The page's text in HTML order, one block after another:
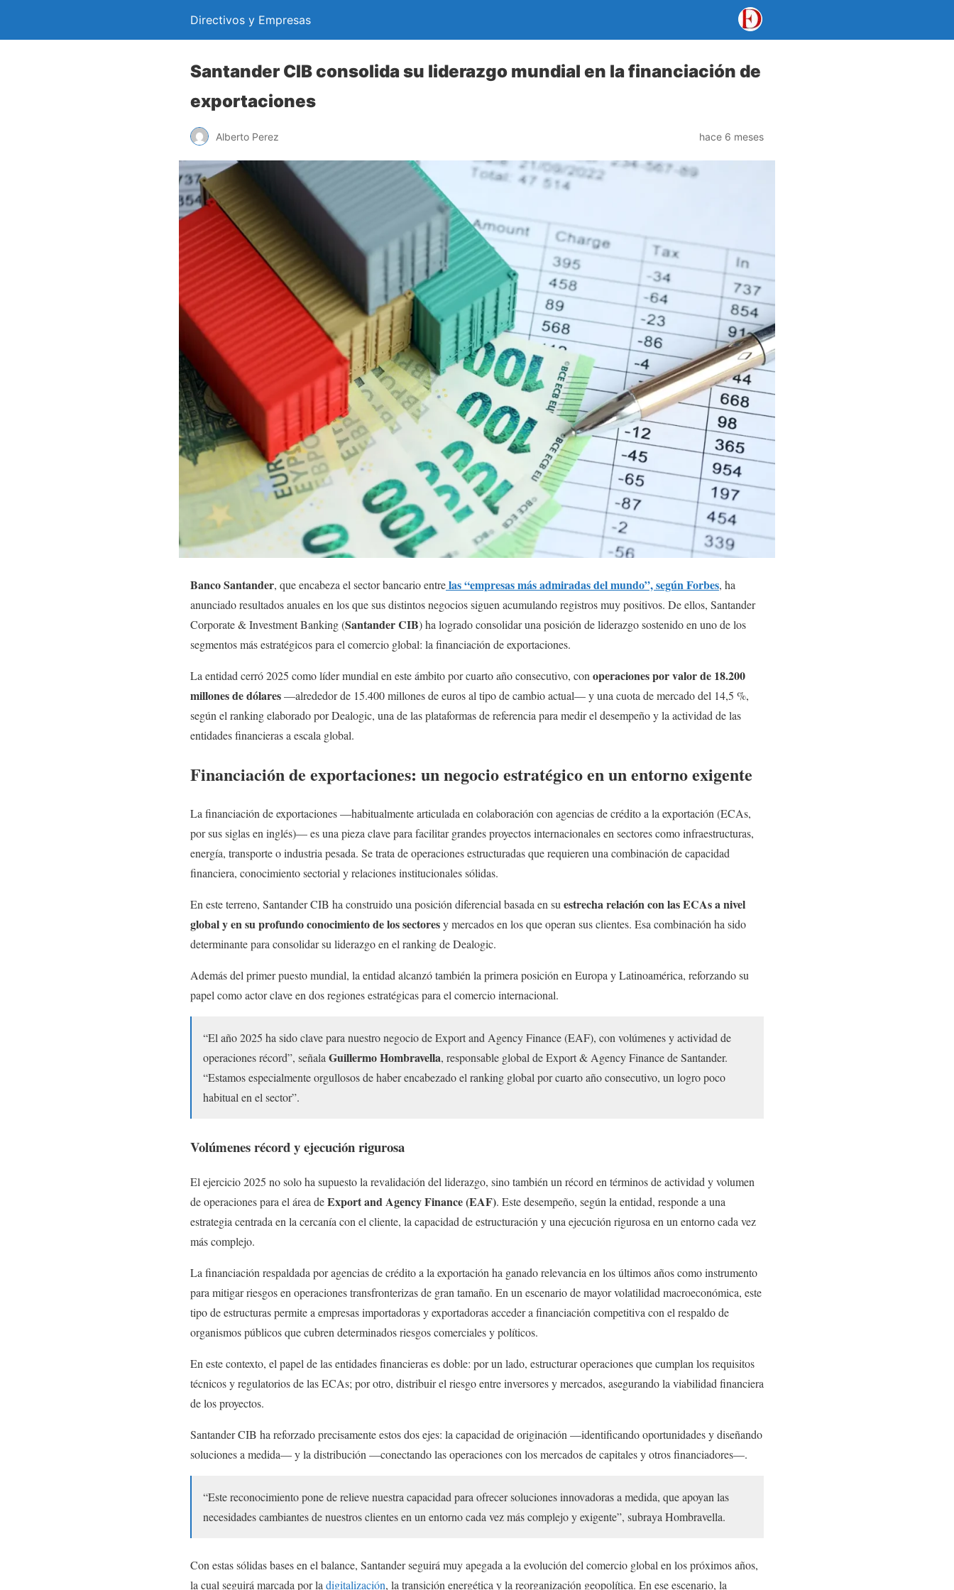
Directivos y Empresas
Santander CIB consolida su liderazgo mundial en la financiación de
exportaciones
Alberto Perez hace 6 meses
Banco Santander, que encabeza el sector bancario entrelas “empresas más admiradas del mundo”, según Forbes, ha
anunciado resultados anuales en los que sus distintos negocios siguen acumulando registros muy positivos. De ellos, Santander
Corporate & Investment Banking (Santander CIB) ha logrado consolidar una posición de liderazgo sostenido en uno de los
segmentos más estratégicos para el comercio global: la financiación de exportaciones.
La entidad cerró 2025 como líder mundial en este ámbito por cuarto año consecutivo, conoperaciones por valor de 18.200
millones de dólares—alrededor de 15.400 millones de euros al tipo de cambio actual— y una cuota de mercado del 14,5 %,
según el ranking elaborado por Dealogic, una de las plataformas de referencia para medir el desempeño y la actividad de las
entidades financieras a escala global.
Financiación de exportaciones: un negocio estratégico en un entorno exigente
La financiación de exportaciones —habitualmente articulada en colaboración con agencias de crédito a la exportación (ECAs,
por sus siglas en inglés)— es una pieza clave para facilitar grandes proyectos internacionales en sectores como infraestructuras,
energía, transporte o industria pesada. Se trata de operaciones estructuradas que requieren una combinación de capacidad
financiera, conocimiento sectorial y relaciones institucionales sólidas.
En este terreno, Santander CIB ha construido una posición diferencial basada en su estrecha relación con las ECAs a nivel
global y en su profundo conocimiento de los sectoresy mercados en los que operan sus clientes. Esa combinación ha sido
determinante para consolidar su liderazgo en el ranking de Dealogic.
Además del primer puesto mundial, la entidad alcanzó también la primera posición en Europa y Latinoamérica, reforzando su
papel como actor clave en dos regiones estratégicas para el comercio internacional.
“El año 2025 ha sido clave para nuestro negocio de Export and Agency Finance (EAF), con volúmenes y actividad de
operaciones récord”, señala Guillermo Hombravella, responsable global de Export & Agency Finance de Santander.
“Estamos especialmente orgullosos de haber encabezado el ranking global por cuarto año consecutivo, un logro poco
habitual en el sector”.
Volúmenes récord y ejecución rigurosa
El ejercicio 2025 no solo ha supuesto la revalidación del liderazgo, sino también un récord en términos de actividad y volumen
de operaciones para el área deExport and Agency Finance (EAF). Este desempeño, según la entidad, responde a una
estrategia centrada en la cercanía con el cliente, la capacidad de estructuración y una ejecución rigurosa en un entorno cada vez
más complejo.
La financiación respaldada por agencias de crédito a la exportación ha ganado relevancia en los últimos años como instrumento
para mitigar riesgos en operaciones transfronterizas de gran tamaño. En un escenario de mayor volatilidad macroeconómica, este
tipo de estructuras permite a empresas importadoras y exportadoras acceder a financiación competitiva con el respaldo de
organismos públicos que cubren determinados riesgos comerciales y políticos.
En este contexto, el papel de las entidades financieras es doble: por un lado, estructurar operaciones que cumplan los requisitos
técnicos y regulatorios de las ECAs; por otro, distribuir el riesgo entre inversores y mercados, asegurando la viabilidad financiera
de los proyectos.
Santander CIB ha reforzado precisamente estos dos ejes: la capacidad de originación —identificando oportunidades y diseñando
soluciones a medida— y la distribución —conectando las operaciones con los mercados de capitales y otros financiadores—.
“Este reconocimiento pone de relieve nuestra capacidad para ofrecer soluciones innovadoras a medida, que apoyan las
necesidades cambiantes de nuestros clientes en un entorno cada vez más complejo y exigente”, subraya Hombravella.
Con estas sólidas bases en el balance, Santander seguirá muy apegada a la evolución del comercio global en los próximos años,
la cual seguirá marcada por la digitalización, la transición energética y la reorganización geopolítica. En ese escenario, la